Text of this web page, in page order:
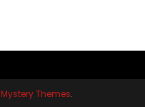
Mystery Themes.